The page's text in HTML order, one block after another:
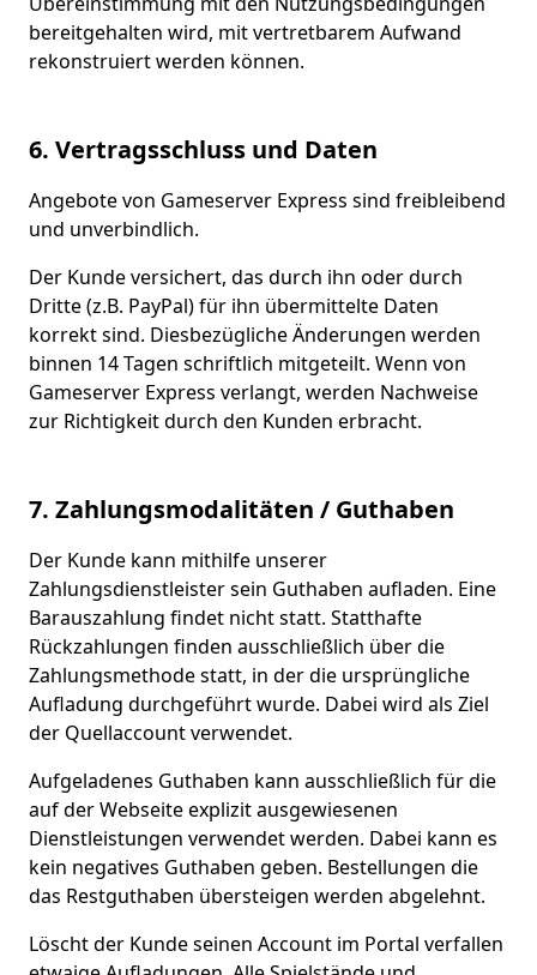
bereitgehalten wird, mit vertretbarem Aufwand
rekonstruiert werden können.
6. Vertragsschluss und Daten
Angebote von Gameserver Express sind freibleibend
und unverbindlich.
Der Kunde versichert, das durch ihn oder durch
Dritte (z.B. PayPal) für ihn übermittelte Daten
korrekt sind. Diesbezügliche Änderungen werden
binnen 14 Tagen schriftlich mitgeteilt. Wenn von
Gameserver Express verlangt, werden Nachweise
zur Richtigkeit durch den Kunden erbracht.
7. Zahlungsmodalitäten / Guthaben
Der Kunde kann mithilfe unserer
Zahlungsdienstleister sein Guthaben aufladen. Eine
Barauszahlung findet nicht statt. Statthafte
Rückzahlungen finden ausschließlich über die
Zahlungsmethode statt, in der die ursprüngliche
Aufladung durchgeführt wurde. Dabei wird als Ziel
der Quellaccount verwendet.
Aufgeladenes Guthaben kann ausschließlich für die
auf der Webseite explizit ausgewiesenen
Dienstleistungen verwendet werden. Dabei kann es
kein negatives Guthaben geben. Bestellungen die
das Restguthaben übersteigen werden abgelehnt.
Löscht der Kunde seinen Account im Portal verfallen